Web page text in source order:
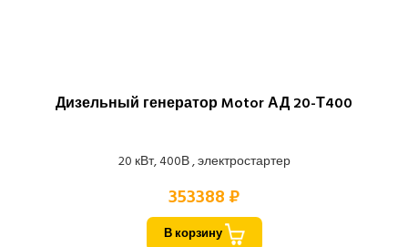
Дизельный генератор Motor АД 20-Т400
20 кВт, 400В , электростартер
353388 ₽
В корзину